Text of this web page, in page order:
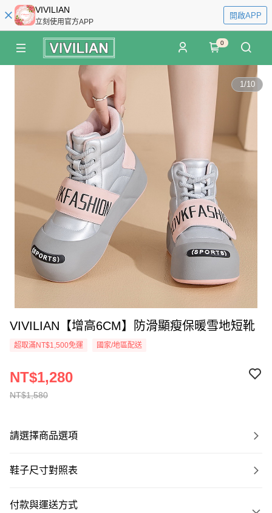
VIVILIAN
立刻使用官方APP
開啟APP
0
1/10
VIVILIAN【增高6CM】防滑顯瘦保暖雪地短靴
超取滿NT$1,500免運 國家/地區配送
NT$1,580
NT$1,280
請選擇商品選項
鞋子尺寸對照表
付款與運送方式